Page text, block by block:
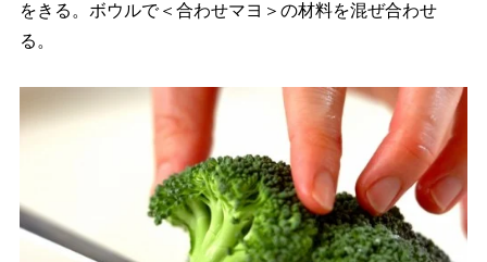
をきる。ボウルで＜合わせマヨ＞の材料を混ぜ合わせ
る。